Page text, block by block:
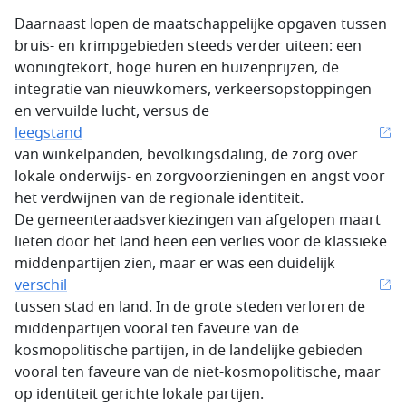
Daarnaast lopen de maatschappelijke opgaven tussen
bruis- en krimpgebieden steeds verder uiteen: een
woningtekort, hoge huren en huizenprijzen, de
integratie van nieuwkomers, verkeersopstoppingen
en vervuilde lucht, versus de
leegstand
van winkelpanden, bevolkingsdaling, de zorg over
lokale onderwijs- en zorgvoorzieningen en angst voor
het verdwijnen van de regionale identiteit.
De gemeenteraadsverkiezingen van afgelopen maart
lieten door het land heen een verlies voor de klassieke
middenpartijen zien, maar er was een duidelijk
verschil
tussen stad en land. In de grote steden verloren de
middenpartijen vooral ten faveure van de
kosmopolitische partijen, in de landelijke gebieden
vooral ten faveure van de niet-kosmopolitische, maar
op identiteit gerichte lokale partijen.